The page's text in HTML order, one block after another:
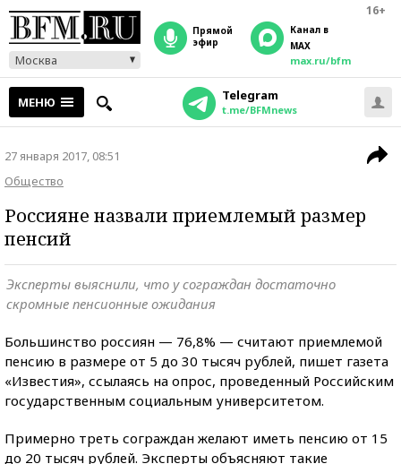
16+
Москва
прямой
эфир
Канал в
MAX
max.ru/bfm
МЕНЮ Telegram
t.me/BFMnews
27 января 2017, 08:51
Общество
Россияне назвали приемлемый размер
пенсий
Эксперты выяснили, что у сограждан достаточно
скромные пенсионные ожидания
Большинство россиян — 76,8% — считают приемлемой
пенсию в размере от 5 до 30 тысяч рублей, пишет газета
«Известия», ссылаясь на опрос, проведенный Российским
государственным социальным университетом.
Примерно треть сограждан желают иметь пенсию от 15
до 20 тысяч рублей. Эксперты объясняют такие